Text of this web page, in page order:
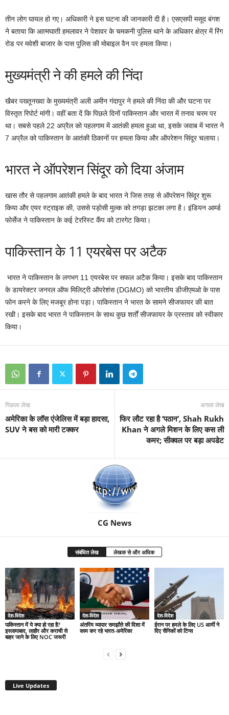
तीन लोग घायल हो गए। अधिकारी ने इस घटना की जानकारी दी है। एसएसपी मसूद बंगश
ने बताया कि आत्मघाती हमलावर ने पेशावर के चमकनी पुलिस थाने के अधिकार क्षेत्र में रिंग
रोड पर मवेशी बाजार के पास पुलिस की मोबाइल वैन पर हमला किया।
मुख्यमंत्री ने की हमले की निंदा
खैबर पख्तूनख्वा के मुख्यमंत्री अली अमीन गंदापुर ने हमले की निंदा की और घटना पर
विस्तृत रिपोर्ट मांगी। वहीं बता दें कि पिछले दिनों पाकिस्तान और भारत में तनाव चरम पर
था। सबसे पहले 22 अप्रैल को पहलगाम में आतंकी हमला हुआ था, इसके जवाब में भारत ने
7 अप्रैल को पाकिस्तान के आतंकी ठिकानों पर हमला किया और ऑपरेशन सिंदूर चलाया।
भारत ने ऑपरेशन सिंदूर को दिया अंजाम
खास तौर से पहलगाम आतंकी हमले के बाद भारत ने जिस तरह से ऑपरेशन सिंदूर शुरू
किया और एयर स्ट्राइक की, उससे पड़ोसी मुल्क को तगड़ा झटका लगा है। इंडियन आर्म्ड
फोर्सेज ने पाकिस्तान के कई टेररिस्ट कैंप को टारगेट किया।
पाकिस्तान के 11 एयरबेस पर अटैक
भारत ने पाकिस्तान के लगभग 11 एयरबेस पर सफल अटैक किया। इसके बाद पाकिस्तान
के डायरेक्टर जनरल ऑफ मिलिट्री ऑपरेशंस (DGMO) को भारतीय डीजीएमओ के पास
फोन करने के लिए मजबूर होना पड़ा। पाकिस्तान ने भारत के सामने सीजफायर की बात
रखी। इसके बाद भारत ने पाकिस्तान के साथ कुछ शर्तों सीजफायर के प्रस्ताव को स्वीकार
किया।
पिछला लेख
अमेरिका के लॉस एंजेलिस में बड़ा हादसा,
SUV ने बस को मारी टक्कर
अगला लेख
फिर लौट रहा है ‘पठान’, Shah Rukh
Khan ने अगले मिशन के लिए कस ली
कमर; सीक्वल पर बड़ा अपडेट
CG News
संबंधित लेख लेखक से और अधिक
देश-विदेश
पाकिस्तान में ये क्या हो रहा है?
इस्लामाबाद, लाहौर और कराची से
बाहर जाने के लिए NOC जरूरी
देश-विदेश
अंतरिम व्यापार समझौते की दिशा में
काम कर रहे भारत-अमेरिका
देश-विदेश
ईरान पर हमले के लिए US आर्मी ने
दिए सैनिकों को टिप्स
Live Updates